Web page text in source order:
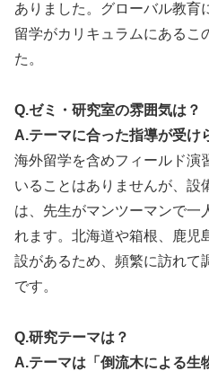
ありました。グローバル教育
留学がカリキュラムにあるこ
た。
Q.ゼミ・研究室の雰囲気は？
A.テーマに合った指導が受け
海外留学を含めフィールド演
いることはありませんが、設
は、先生がマンツーマンで一
れます。北海道や箱根、鹿児
設があるため、頻繁に訪れて
です。
Q.研究テーマは？
A.テーマは「倒流木による生